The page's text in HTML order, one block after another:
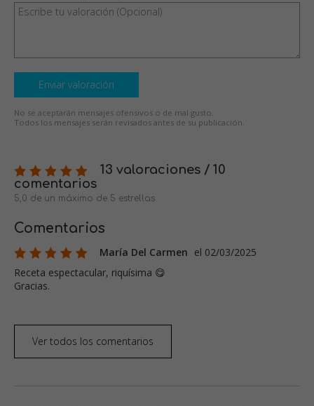
Enviar valoración
No se aceptarán mensajes ofensivos o de mal gusto.
Todos los mensajes serán revisados antes de su publicación.
13 valoraciones / 10
comentarios
5,0 de un máximo de 5 estrellas
Comentarios
María Del Carmen el 02/03/2025
Receta espectacular, riquísima 😋
Gracias.
Ver todos los comentarios